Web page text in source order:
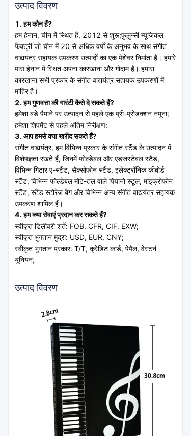
उत्पाद विवरण
1. हम कौन हैं?
हम हेनान, चीन में स्थित हैं, 2012 से शुरू;फुलुन्सी म्यूजिकल
फैक्ट्री जो चीन में 20 से अधिक वर्षों के अनुभव के साथ संगीत
वाद्ययंत्र सहायक उपकरण उत्पादों का एक पेशेवर निर्माता है। हमारे
पास हेनान में स्थित अपना कारखाना और गोदाम है। हमारा
कारखाना सभी प्रकार के संगीत वाद्ययंत्र सहायक उपकरणों में
माहिर है।
2. हम गुणवत्ता की गारंटी कैसे दे सकते हैं?
हमेशा बड़े पैमाने पर उत्पादन से पहले एक प्री-प्रोडक्शन नमूना;
हमेशा शिपमेंट से पहले अंतिम निरीक्षण;
3. आप हमसे क्या खरीद सकते हैं?
संगीत वाद्ययंत्र, हम विभिन्न प्रकार के संगीत स्टैंड के उत्पादन में
विशेषज्ञता रखते हैं, जिनमें फोल्डेबल और एडजस्टेबल स्टैंड,
विभिन्न गिटार ए-स्टैंड, सैक्सोफोन स्टैंड, इलेक्ट्रॉनिक कीबोर्ड
स्टैंड, विभिन्न फोल्डेबल मोटे-तल वाले पियानो स्टूल, माइक्रोफोन
स्टैंड, स्टैंड स्टोरेज बैग और विभिन्न अन्य संगीत वाद्ययंत्र सहायक
उपकरण शामिल हैं।
4. हम क्या सेवाएं प्रदान कर सकते हैं?
स्वीकृत डिलीवरी शर्तें: FOB, CFR, CIF, EXW;
स्वीकृत भुगतान मुद्रा: USD, EUR, CNY;
स्वीकृत भुगतान प्रकार: T/T, क्रेडिट कार्ड, पेपैल, वेस्टर्न
यूनियन;
उत्पाद विवरण